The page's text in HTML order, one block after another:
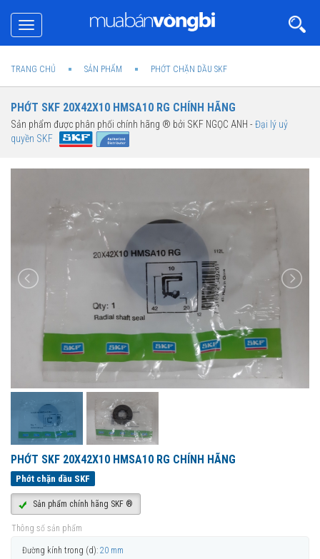
Toggle
navigation
TRANG CHỦ SẢN PHẨM PHỚT CHẶN DẦU SKF
PHỚT SKF 20X42X10 HMSA10 RG CHÍNH HÃNG
Sản phẩm được phân phối chính hãng ® bởi SKF NGỌC ANH -Đại lý uỷ
quyền SKF
PHỚT SKF 20X42X10 HMSA10 RG CHÍNH HÃNG
Phớt chặn dầu SKF
Sản phẩm chính hãng SKF ®
Thông số sản phẩm
Đường kính trong (d): 20 mm